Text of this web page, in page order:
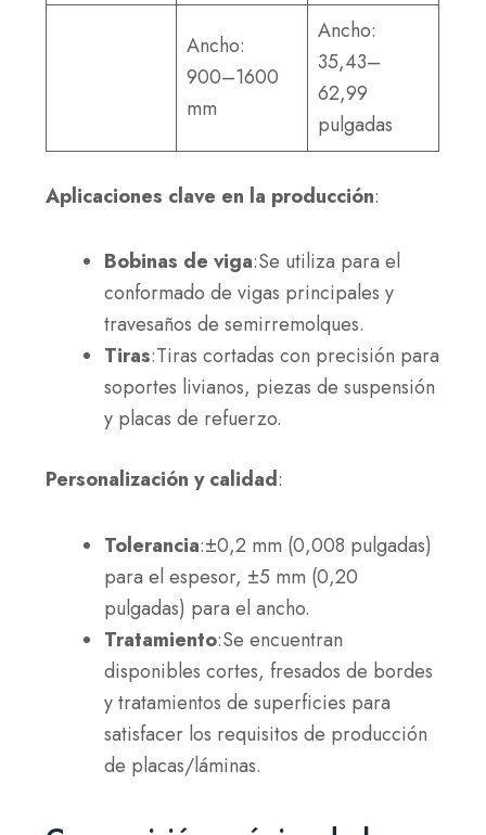
Ancho:
900–1600
mm
Ancho:
35,43–
62,99
pulgadas
Aplicaciones clave en la producción:
Bobinas de viga:Se utiliza para el
conformado de vigas principales y
travesaños de semirremolques.
Tiras:Tiras cortadas con precisión para
soportes livianos, piezas de suspensión
y placas de refuerzo.
Personalización y calidad:
Tolerancia:±0,2 mm (0,008 pulgadas)
para el espesor, ±5 mm (0,20
pulgadas) para el ancho.
Tratamiento:Se encuentran
disponibles cortes, fresados de bordes
y tratamientos de superficies para
satisfacer los requisitos de producción
de placas/láminas.